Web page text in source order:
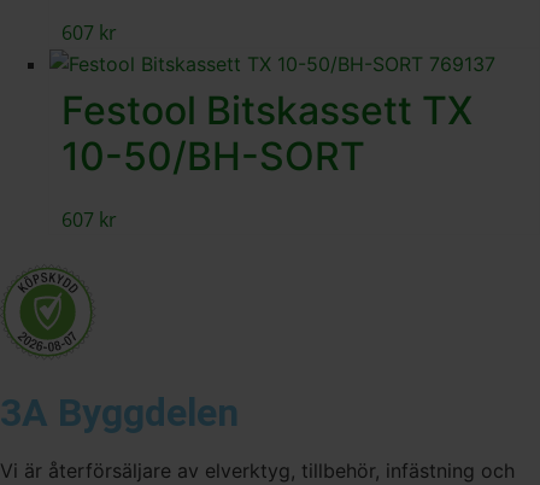
607 kr
Festool Bitskassett TX
10-50/BH-SORT
607 kr
3A Byggdelen
Vi är återförsäljare av elverktyg, tillbehör, infästning och